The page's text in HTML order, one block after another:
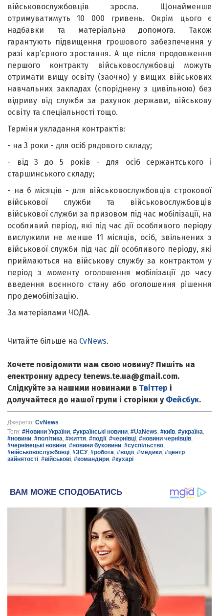
військовослужбовців зросла. Щонайменше
отримуватимуть 10 000 гривень. Окрім цього є
надбавки та матеріальна допомога. Також
гарантують підвищення грошового забезпечення у
разі кар’єрного зростання. А ще після продовження
першого контракту військовослужбовці можуть
отримати вищу освіту (заочно) у вищих військових
навчальних закладах (споріднену з цивільною) без
відриву від служби за рахунок держави, військову
освіту та спеціальності тощо.
Терміни укладання контрактів:
- на 3 роки - для осіб рядового складу;
- від 3 до 5 років - для осіб сержантського і
старшинського складу;
- на 6 місяців - для військовослужбовців строкової
військової служби та військовослужбовців
військової служби за призовом під час мобілізації, на
особливий період, які під час дії особливого періоду
вислужили не менше 11 місяців, осіб, звільнених з
військової служби під час дії особливого періоду, які
приймаються на військову службу за контрактом у
період з моменту оголошення мобілізації до часу
введення воєнного стану або оголошення рішення
про демобілізацію.
За матеріалами ЧОДА.
Читайте більше на CvNews.
Хочете повідомити нам свою новину? Пишіть на
електронну адресу tenews.te.ua@gmail.com.
Слідкуйте за нашими новинами в Твіттер і
долучайтеся до нашої групи і сторінки у Фейсбук.
Джерело: CvNews
Теги: #Новини України, #українські новини, #UaNews, #київ, #україна,
#новини, #політика, #життя, #події, #чернівці, #новини чернівців,
#чернівецькі новини, #новини буковини, #суспільство,
#військовослужбовці, #ЗСУ, #робота, #водії, #медики, #центр
зайнятості, #військові, #командири, #кухарі